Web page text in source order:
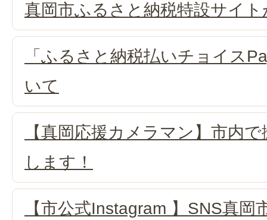
真岡市ふるさと納税特設サイ
「ふるさと納税払いチョイス
いて
【真岡応援カメラマン】市内
します！
【市公式Instagram 】SNS真岡